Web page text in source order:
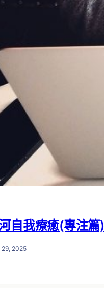
自我療癒(專注篇)
29, 2025